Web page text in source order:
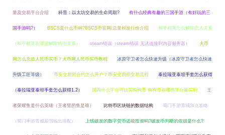
量及交易平台介绍 科普：以太坊交易的生命周期? 有什么经典有趣的三国手游（有好玩的三
国手游吗?） BSCS是什么币种?BSCS币官网/总量和发行价介绍 和平精英怎么解除恋人关系
（和平精英在哪里解除情侣关系） steam错误（steam错误 无法连接到内容服务器） 火币
网怎么充值人民币买币？火币网人民币买币教程 冰原守卫者怎么快速升级（冰原守卫者怎么快速
升级工匠等级） 币安交易所合约怎么开户？币安交易所交易流程 泰拉瑞亚泰坦手套怎么获得
（泰拉瑞亚泰坦手套怎么获得1.2） 国内什么平台可以买狗狗币 狗狗币在哪些平台能买到 王
者荣耀鱼是什么英雄（王者里的鱼是谁） 比特币区块链的数据结构 蜀门手游青城加点攻略
（蜀门手游青城最强输出搭配） 上线破发的数字货币还能投资吗?破发币判断的依据是什么?